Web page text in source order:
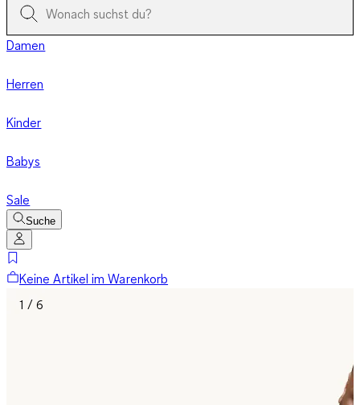
Damen
Herren
Kinder
Babys
Sale
Suche
Keine Artikel im Warenkorb
1 / 6